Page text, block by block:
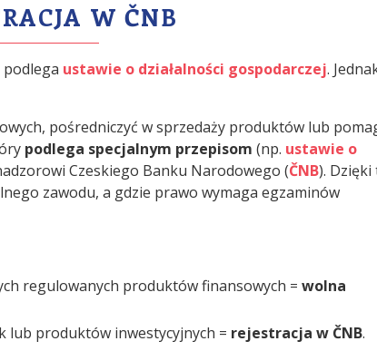
W ČNB
podlega ustawie o działalności gospodarczej.
pośredniczyć w sprzedaży produktów lub
podlega specjalnym przepisom (np. ustawie o
Czeskiego Banku Narodowego (ČNB). Dzięki
zawodu, a gdzie prawo wymaga egzaminów
regulowanych produktów finansowych = wolna
lub produktów inwestycyjnych = rejestracja w ČNB.